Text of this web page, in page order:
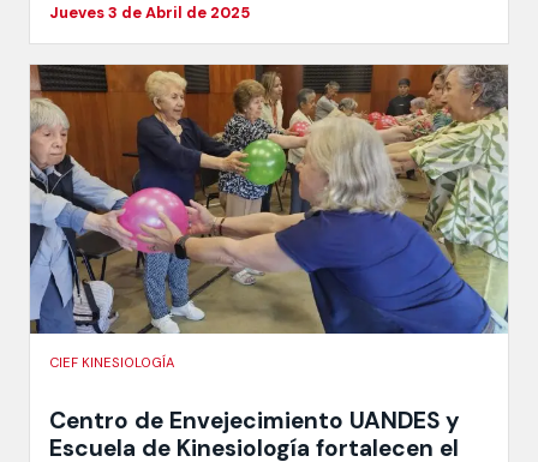
Jueves 3 de Abril de 2025
CIEF KINESIOLOGÍA
Centro de Envejecimiento UANDES y
Escuela de Kinesiología fortalecen el